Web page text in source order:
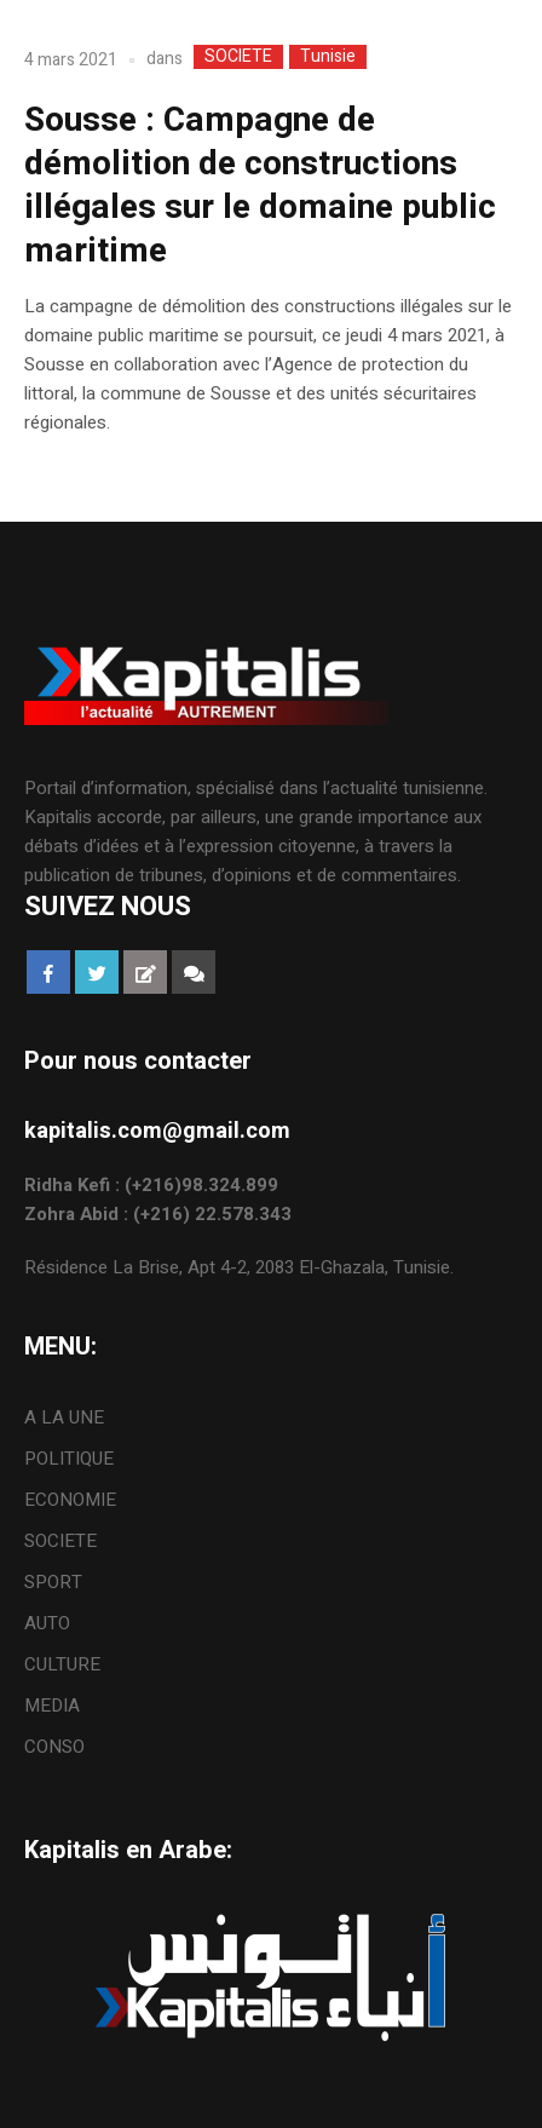
4 mars 2021 dans SOCIETE Tunisie
Sousse : Campagne de
démolition de constructions
illégales sur le domaine public
maritime
La campagne de démolition des constructions illégales sur le
domaine public maritime se poursuit, ce jeudi 4 mars 2021, à
Sousse en collaboration avec l’Agence de protection du
littoral, la commune de Sousse et des unités sécuritaires
régionales.
Portail d’information, spécialisé dans l’actualité tunisienne.
Kapitalis accorde, par ailleurs, une grande importance aux
débats d’idées et à l’expression citoyenne, à travers la
publication de tribunes, d’opinions et de commentaires.
SUIVEZ NOUS
Pour nous contacter
kapitalis.com@gmail.com
Ridha Kefi : (+216)98.324.899
Zohra Abid : (+216) 22.578.343
Résidence La Brise, Apt 4-2, 2083 El-Ghazala, Tunisie.
MENU:
A LA UNE
POLITIQUE
ECONOMIE
SOCIETE
SPORT
AUTO
CULTURE
MEDIA
CONSO
Kapitalis en Arabe: